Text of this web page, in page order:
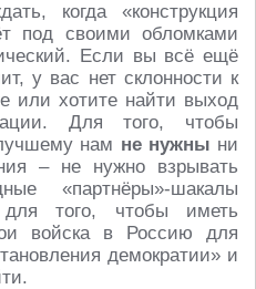
когда «конструкция
под своими обломками
Если вы всё ещё
у вас нет склонности к
или хотите найти выход
Для того, чтобы
нам не нужны ни
– не нужно взрывать
«партнёры»-шакалы
того, чтобы иметь
войска в Россию для
демократии» и